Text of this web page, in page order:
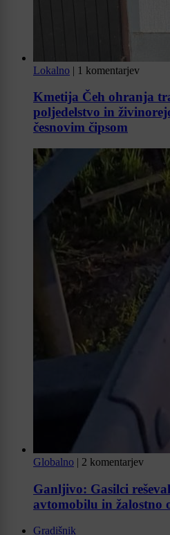
Lokalno | 1 komentarjev
Kmetija Čeh ohranja
poljedelstvo in
česnovim čipsom
Globalno | 2 komentarjev
Ganljivo: Gasilci
avtomobilu in žalostno
Gradišnik